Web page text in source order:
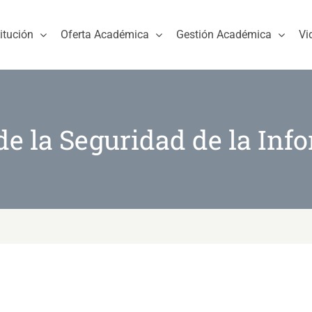
Oferta Académica Gestión Académica
la Seguridad de la